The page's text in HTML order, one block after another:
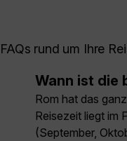
FAQs rund um Ihre
Wann ist die
Rom hat das
Reisezeit liegt im
(September,